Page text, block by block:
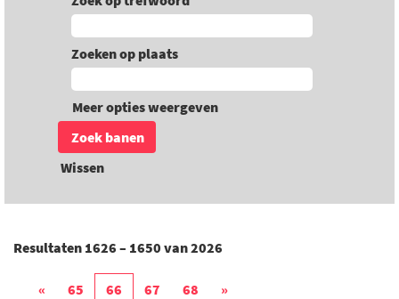
Zoeken op plaats
Meer opties weergeven
Wissen
Resultaten 1626 – 1650 van2026
« 65 66 67 68 »